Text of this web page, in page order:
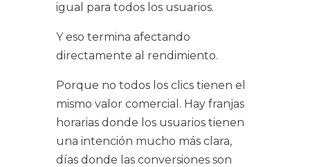
igual para todos los usuarios.
Y eso termina afectando
directamente al rendimiento.
Porque no todos los clics tienen el
mismo valor comercial. Hay franjas
horarias donde los usuarios tienen
una intención mucho más clara,
días donde las conversiones son